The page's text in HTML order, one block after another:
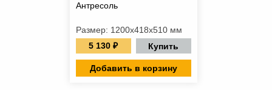
Антресоль
Размер: 1200х418х510 мм
5 130 ₽
Купить
Добавить в корзину